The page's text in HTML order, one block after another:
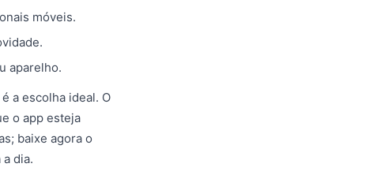
móveis.
aparelho.
a escolha ideal. O
o app esteja
baixe agora o
dia.